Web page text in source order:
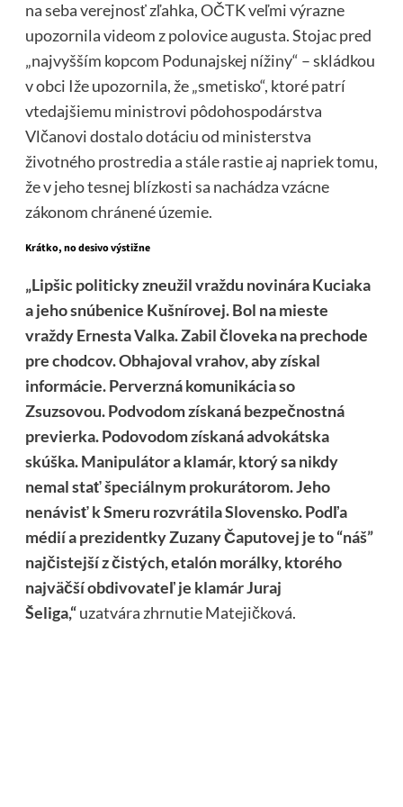
na seba verejnosť zľahka, OČTK veľmi výrazne
upozornila videom z polovice augusta. Stojac pred
„najvyšším kopcom Podunajskej nížiny“ – skládkou
v obci Iže upozornila, že „smetisko“, ktoré patrí
vtedajšiemu ministrovi pôdohospodárstva
Vlčanovi dostalo dotáciu od ministerstva
životného prostredia a stále rastie aj napriek tomu,
že v jeho tesnej blízkosti sa nachádza vzácne
zákonom chránené územie.
Krátko, no desivo výstižne
„Lipšic politicky zneužil vraždu novinára Kuciaka
a jeho snúbenice Kušnírovej. Bol na mieste
vraždy Ernesta Valka. Zabil človeka na prechode
pre chodcov. Obhajoval vrahov, aby získal
informácie. Perverzná komunikácia so
Zsuzsovou. Podvodom získaná bezpečnostná
previerka. Podovodom získaná advokátska
skúška. Manipulátor a klamár, ktorý sa nikdy
nemal stať špeciálnym prokurátorom. Jeho
nenávisť k Smeru rozvrátila Slovensko. Podľa
médií a prezidentky Zuzany Čaputovej je to “náš”
najčistejší z čistých, etalón morálky, ktorého
najväčší obdivovateľ je klamár Juraj
Šeliga,“uzatvára zhrnutie Matejičková.